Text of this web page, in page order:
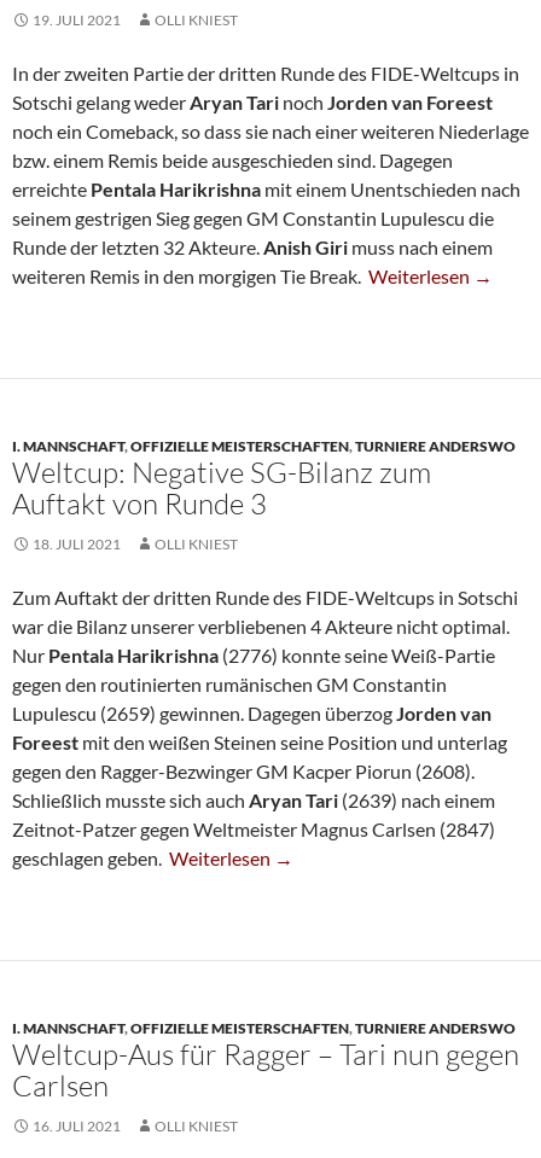
19. JULI 2021 OLLI KNIEST
In der zweiten Partie der dritten Runde des FIDE-Weltcups in
Sotschi gelang wederAryan Tari noch Jorden van Foreest
noch ein Comeback, so dass sie nach einer weiteren Niederlage
bzw. einem Remis beide ausgeschieden sind. Dagegen
erreichte Pentala Harikrishna mit einem Unentschieden nach
seinem gestrigen Sieg gegen GM Constantin Lupulescu die
Runde der letzten 32 Akteure.Anish Giri muss nach einem
weiteren Remis in den morgigen Tie Break. Harikrishna Weiter,
Weiterlesen →
I. MANNSCHAFT,OFFIZIELLE MEISTERSCHAFTEN,TURNIERE ANDERSWO
Weltcup: Negative SG-Bilanz zum
Auftakt von Runde 3
18. JULI 2021 OLLI KNIEST
Zum Auftakt der dritten Runde des FIDE-Weltcups in Sotschi
war die Bilanz unserer verbliebenen 4 Akteure nicht optimal.
Nur Pentala Harikrishna (2776) konnte seine Weiß-Partie
gegen den routinierten rumänischen GM Constantin
Lupulescu (2659) gewinnen. Dagegen überzogJorden van
Foreest mit den weißen Steinen seine Position und unterlag
gegen den Ragger-Bezwinger GM Kacper Piorun (2608).
Schließlich musste sich auch Aryan Tari (2639) nach einem
Zeitnot-Patzer gegen Weltmeister Magnus Carlsen (2847)
geschlagen geben. Weltcup: Negative SG-Bilanz Zum Auftakt
Weiterlesen →
I. MANNSCHAFT,OFFIZIELLE MEISTERSCHAFTEN,TURNIERE ANDERSWO
Weltcup-Aus für Ragger – Tari nun gegen
Carlsen
16. JULI 2021 OLLI KNIEST